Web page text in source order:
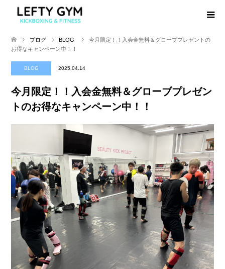
ブログ BLOG
今月限定！！入会金無料＆グローブプレゼントの
お得なキャンペーン中！！
BLOG 2025.04.14
今月限定！！入会金無料＆グローブプレゼン
トのお得なキャンペーン中！！